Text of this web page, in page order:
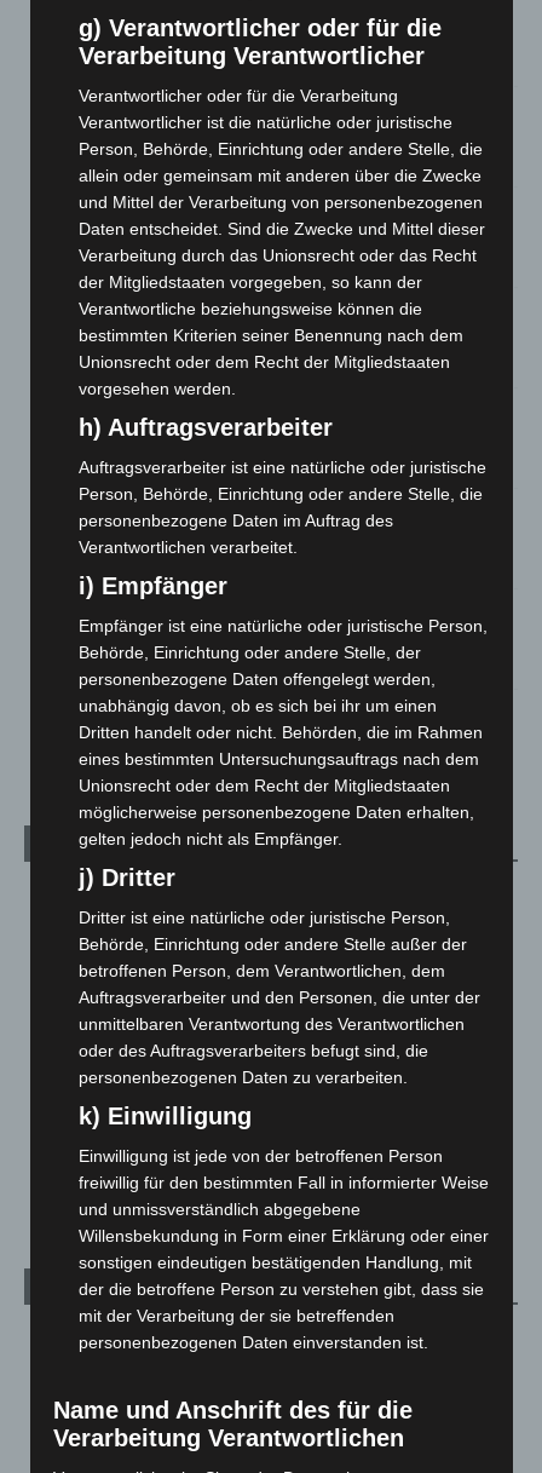
Werke im Jacques’ Wein-Depot Isernhagen
8. August 2026
A2: Zweite Turbobaustelle startet zwischen Hannover-West
und Bothfeld
Niedersachsen: Feuerwehrkräfte kehren nach
Waldbrandeinsatz aus Spanien zurück
7. August 2026
Hannover: Erste Tigermücken-Population in Niedersachsen
entdeckt
7. August 2026
eingedämmt
6. August 2026
Region Hannover: 21 neue Notfallsanitäter starten beim
Roten Kreuz
Zeugen
5. August 2026
Celle: Mensch stirbt bei Bagger-Unfall auf Baustelle
Kategorien
Blaulicht
Corona-News
Hannover und Region
Langenhagen und Ortsteile
3.252
Leserbriefe
Menschen
Über uns
Veranstaltungen
1.271
Archiv
August 2026(14)
Juni 2026(139)
Mai 2026 (99)
g) Verantwortlicher oder für die
Verarbeitung Verantwortlicher
Verantwortlicher oder für die Verarbeitung
Verantwortlicher ist die natürliche oder juristische
Person, Behörde, Einrichtung oder andere Stelle, die
allein oder gemeinsam mit anderen über die Zwecke
und Mittel der Verarbeitung von personenbezogenen
Daten entscheidet. Sind die Zwecke und Mittel dieser
Verarbeitung durch das Unionsrecht oder das Recht
der Mitgliedstaaten vorgegeben, so kann der
Verantwortliche beziehungsweise können die
bestimmten Kriterien seiner Benennung nach dem
Unionsrecht oder dem Recht der Mitgliedstaaten
vorgesehen werden.
h) Auftragsverarbeiter
Auftragsverarbeiter ist eine natürliche oder juristische
Person, Behörde, Einrichtung oder andere Stelle, die
personenbezogene Daten im Auftrag des
Verantwortlichen verarbeitet.
i) Empfänger
Empfänger ist eine natürliche oder juristische Person,
Behörde, Einrichtung oder andere Stelle, der
personenbezogene Daten offengelegt werden,
unabhängig davon, ob es sich bei ihr um einen
Dritten handelt oder nicht. Behörden, die im Rahmen
eines bestimmten Untersuchungsauftrags nach dem
Unionsrecht oder dem Recht der Mitgliedstaaten
möglicherweise personenbezogene Daten erhalten,
gelten jedoch nicht als Empfänger.
j) Dritter
Dritter ist eine natürliche oder juristische Person,
Behörde, Einrichtung oder andere Stelle außer der
betroffenen Person, dem Verantwortlichen, dem
Auftragsverarbeiter und den Personen, die unter der
unmittelbaren Verantwortung des Verantwortlichen
oder des Auftragsverarbeiters befugt sind, die
personenbezogenen Daten zu verarbeiten.
k) Einwilligung
Einwilligung ist jede von der betroffenen Person
freiwillig für den bestimmten Fall in informierter Weise
und unmissverständlich abgegebene
Willensbekundung in Form einer Erklärung oder einer
sonstigen eindeutigen bestätigenden Handlung, mit
der die betroffene Person zu verstehen gibt, dass sie
mit der Verarbeitung der sie betreffenden
personenbezogenen Daten einverstanden ist.
Name und Anschrift des für die
Verarbeitung Verantwortlichen